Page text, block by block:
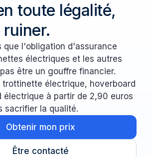
toute légalité,
que l'obligation d'assurance
électriques et les autres
être un gouffre financier.
trottinette électrique, hoverboard
électrique à partir de 2,90 euros
sacrifier la qualité.
Obtenir mon prix
Être contacté